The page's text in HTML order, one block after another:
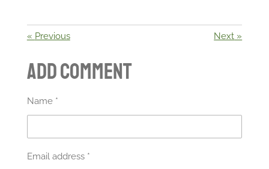
« Previous Next »
Add comment
Name *
Email address *